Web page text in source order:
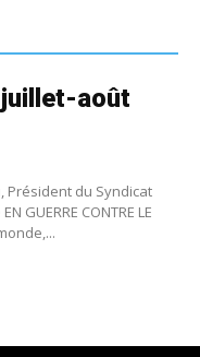
juillet-août
Président du Syndicat
GUERRE CONTRE LE